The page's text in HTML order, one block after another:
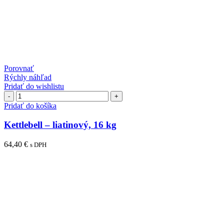
Porovnať
Rýchly náhľad
Pridať do wishlistu
množstvo
Kettlebell
liatinový,
16
kg
Pridať do košíka
Kettlebell – liatinový, 16 kg
64,40 € s DPH